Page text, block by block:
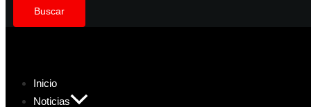
Buscar
Inicio
Noticias